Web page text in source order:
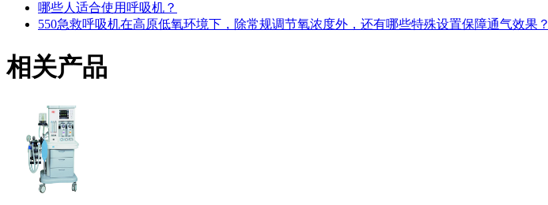
哪些人适合使用呼吸机？
550急救呼吸机在高原低氧环境下，除常规调节氧浓度外，还有哪些特殊设置保障通气效果？
相关产品